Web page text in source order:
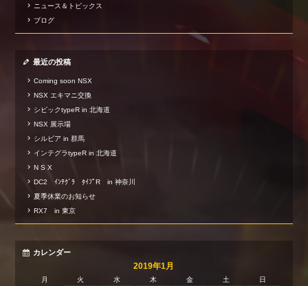
ニュース＆トピックス
ブログ
最近の投稿
Coming soon NSX
NSX エキマニ交換
シビックtypeR in 北海道
NSX 展示場
シルビア in 群馬
インテグラtypeR in 北海道
N S X
DC2 ｲﾝﾃｸﾞﾗ ﾀｲﾌﾟR in 神奈川
夏季休業のお知らせ
RX7 in 東京
カレンダー
2019年1月
月 火 水 木 金 土 日